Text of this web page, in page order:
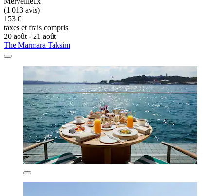
(1 013 avis)
153 €
taxes et frais compris
20 août - 21 août
The Marmara Taksim